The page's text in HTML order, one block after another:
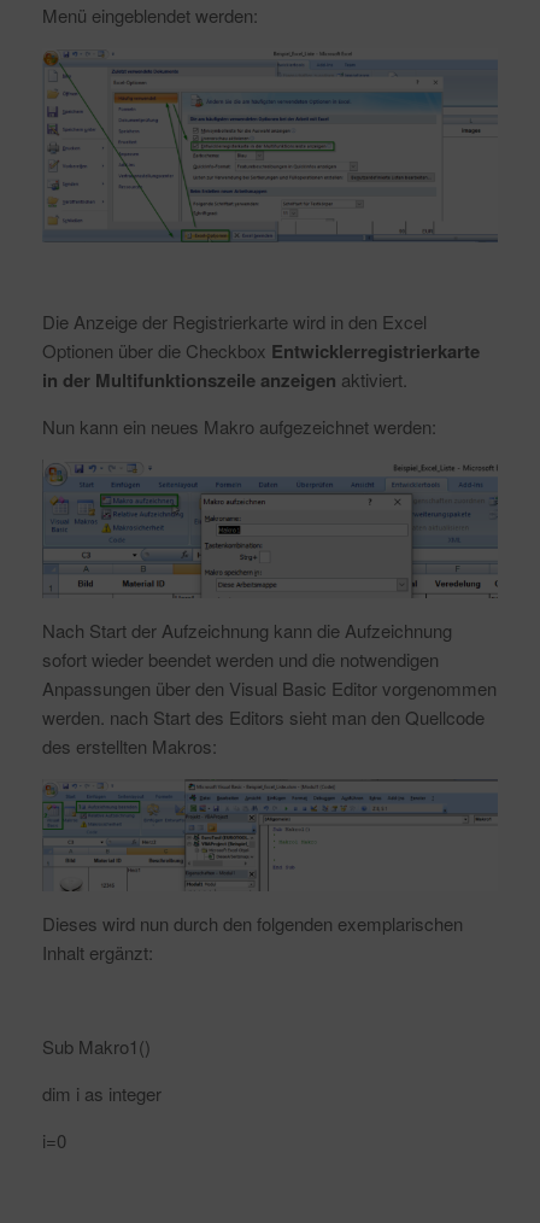
Menü eingeblendet werden:
Die Anzeige der Registrierkarte wird in den Excel
Optionen über die Checkbox Entwicklerregistrierkarte
in der Multifunktionszeile anzeigen aktiviert.
Nun kann ein neues Makro aufgezeichnet werden:
Nach Start der Aufzeichnung kann die Aufzeichnung
sofort wieder beendet werden und die notwendigen
Anpassungen über den Visual Basic Editor vorgenommen
werden. nach Start des Editors sieht man den Quellcode
des erstellten Makros:
Dieses wird nun durch den folgenden exemplarischen
Inhalt ergänzt:
Sub Makro1()
dim i as integer
i=0